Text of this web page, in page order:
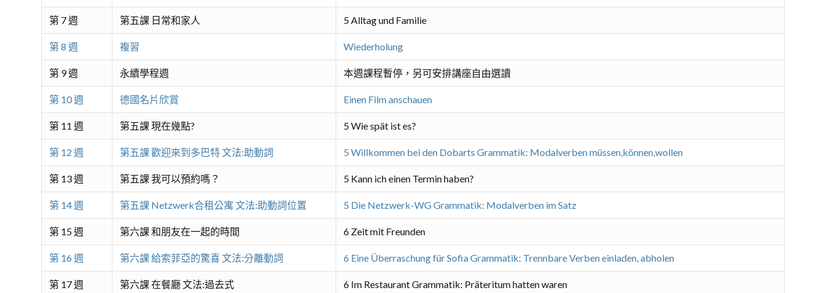
第 7 週 第五課 日常和家人 5 Alltag und Familie
第 8 週 複習 Wiederholung
第 9 週 永續學程週 本週課程暫停，另可安排講座自由選讀
第 10 週 德國名片欣賞 Einen Film anschauen
第 11 週 第五課 現在幾點? 5 Wie spät ist es?
第 12 週 第五課 歡迎來到多巴特 文法:助動詞 5 Willkommen bei den Dobarts Grammatik: Modalverben müssen,können,wollen
第 13 週 第五課 我可以預約嗎？ 5 Kann ich einen Termin haben?
第 14 週 第五課 Netzwerk合租公寓 文法:助動詞位置 5 Die Netzwerk-WG Grammatik: Modalverben im Satz
第 15 週 第六課 和朋友在一起的時間 6 Zeit mit Freunden
第 16 週 第六課 給索菲亞的驚喜 文法:分離動詞 6 Eine Überraschung für Sofia Grammatik: Trennbare Verben einladen, abholen
第 17 週 第六課 在餐廳 文法:過去式 6 Im Restaurant Grammatik: Präteritum hatten waren